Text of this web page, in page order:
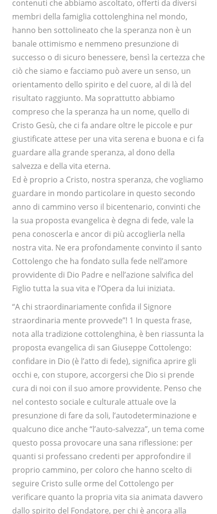
contenuti che abbiamo ascoltato, offerti da diversi
membri della famiglia cottolenghina nel mondo,
hanno ben sottolineato che la speranza non è un
banale ottimismo e nemmeno presunzione di
successo o di sicuro benessere, bensì la certezza che
ciò che siamo e facciamo può avere un senso, un
orientamento dello spirito e del cuore, al di là del
risultato raggiunto. Ma soprattutto abbiamo
compreso che la speranza ha un nome, quello di
Cristo Gesù, che ci fa andare oltre le piccole e pur
giustificate attese per una vita serena e buona e ci fa
guardare alla grande speranza, al dono della
salvezza e della vita eterna.
Ed è proprio a Cristo, nostra speranza, che vogliamo
guardare in mondo particolare in questo secondo
anno di cammino verso il bicentenario, convinti che
la sua proposta evangelica è degna di fede, vale la
pena conoscerla e ancor di più accoglierla nella
nostra vita. Ne era profondamente convinto il santo
Cottolengo che ha fondato sulla fede nell’amore
provvidente di Dio Padre e nell’azione salvifica del
Figlio tutta la sua vita e l’Opera da lui iniziata.
“A chi straordinariamente confida il Signore
straordinaria mente provvede”! 1 In questa frase,
nota alla tradizione cottolenghina, è ben riassunta la
proposta evangelica di san Giuseppe Cottolengo:
confidare in Dio (è l’atto di fede), significa aprire gli
occhi e, con stupore, accorgersi che Dio si prende
cura di noi con il suo amore provvidente. Penso che
nel contesto sociale e culturale attuale ove la
presunzione di fare da soli, l’autodeterminazione e
qualcuno dice anche “l’auto-salvezza”, un tema come
questo possa provocare una sana riflessione: per
quanti si professano credenti per approfondire il
proprio cammino, per coloro che hanno scelto di
seguire Cristo sulle orme del Cottolengo per
verificare quanto la propria vita sia animata davvero
dallo spirito del Fondatore, per chi è ancora alla